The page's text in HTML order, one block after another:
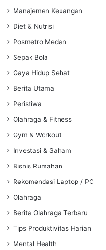
Manajemen Keuangan
Diet & Nutrisi
Posmetro Medan
Sepak Bola
Gaya Hidup Sehat
Berita Utama
Peristiwa
Olahraga & Fitness
Gym & Workout
Investasi & Saham
Bisnis Rumahan
Rekomendasi Laptop / PC
Olahraga
Berita Olahraga Terbaru
Tips Produktivitas Harian
Mental Health